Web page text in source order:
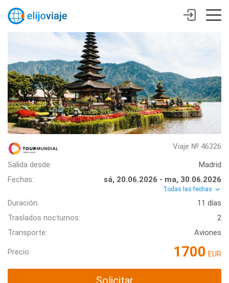
Viaje № 46326
Salida desde:
Madrid
Fechas:
sá, 20.06.2026 - ma, 30.06.2026
Todas las fechas
Duración:
11 días
Traslados nocturnos:
2
Transporte:
Aviones
Precio: 1700 EUR